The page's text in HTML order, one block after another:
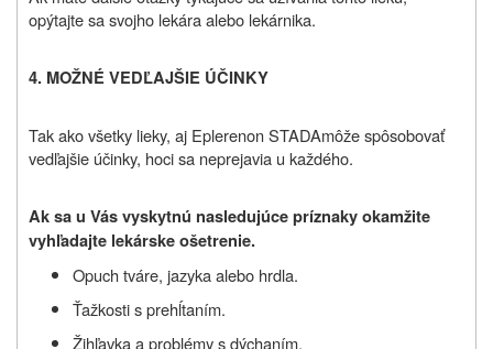
opýtajte sa svojho lekára alebo lekárnika.
4. MOŽNÉ VEDĽAJŠIE ÚČINKY
Tak ako všetky lieky, aj Eplerenon STADAmôže spôsobovať
vedľajšie účinky, hoci sa neprejavia u každého.
Ak sa u Vás vyskytnú nasledujúce príznaky okamžite
vyhľadajte lekárske ošetrenie.
Opuch tváre, jazyka alebo hrdla.
Ťažkosti s prehĺtaním.
Žihľavka a problémy s dýchaním.